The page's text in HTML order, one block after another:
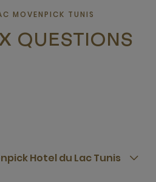
MOVENPICK TUNIS
QUESTIONS
Hotel du Lac Tunis